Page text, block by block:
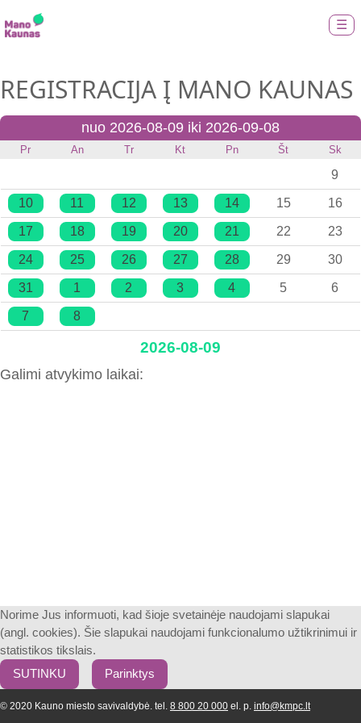
☰
REGISTRACIJA Į MANO KAUNAS
nuo 2026-08-09 iki 2026-09-08
Pr An Tr Kt Pn Št Sk
9
10 11 12 13 14 15 16
17 18 19 20 21 22 23
24 25 26 27 28 29 30
31 1 2 3 4 5 6
7 8
2026-08-09
Galimi atvykimo laikai:
Norime Jus informuoti, kad šioje svetainėje naudojami slapukai
(angl. cookies). Šie slapukai naudojami funkcionalumo užtikrinimui ir
statistikos tikslais.
SUTINKU
Parinktys
© 2020 Kauno miesto savivaldybė. tel. 8 800 20 000 el. p. info@kmpc.lt